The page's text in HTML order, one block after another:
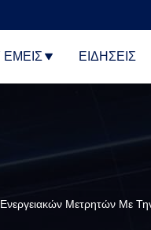
ΕΜΕΊΣ ΕΙΔΉΣΕΙΣ
Μετρητών Με